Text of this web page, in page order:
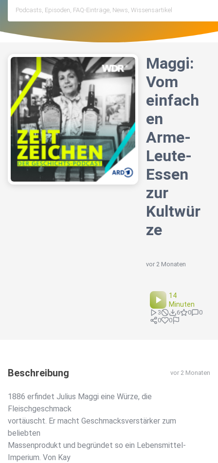
Maggi:
Vom
einfach
en
Arme-
Leute-
Essen
zur
Kultwür
ze
vor 2 Monaten
14
Minuten
3 6 0
0
0
0
Beschreibung vor 2 Monaten
1886 erfindet Julius Maggi eine Würze, die
Fleischgeschmack
vortäuscht. Er macht Geschmacksverstärker zum
beliebten
Massenprodukt und begründet so ein Lebensmittel-
Imperium. Von Kay